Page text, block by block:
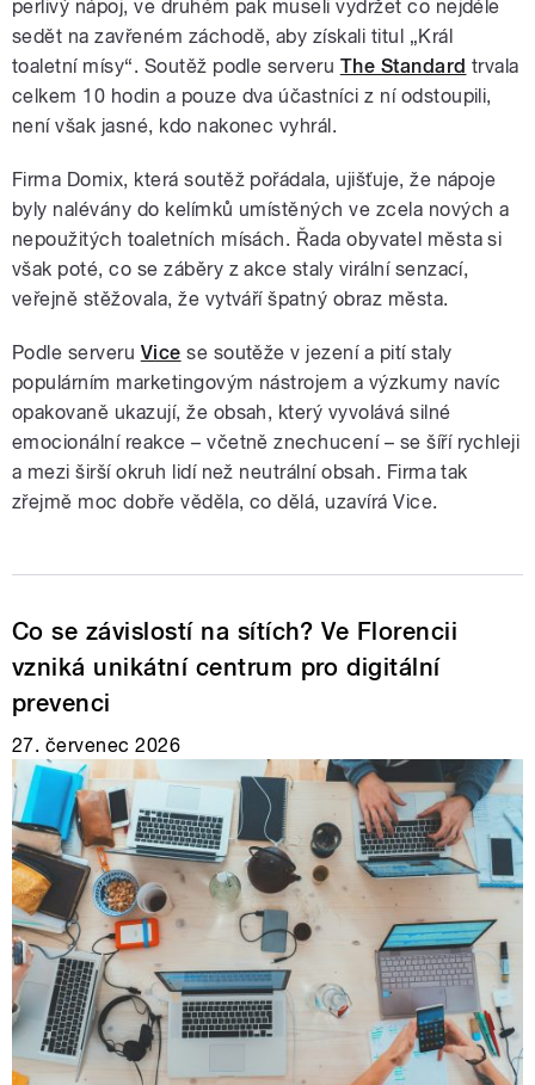
perlivý nápoj, ve druhém pak museli vydržet co nejdéle
sedět na zavřeném záchodě, aby získali titul „Král
toaletní mísy“. Soutěž podle serveru The Standard trvala
celkem 10 hodin a pouze dva účastníci z ní odstoupili,
není však jasné, kdo nakonec vyhrál.
Firma Domix, která soutěž pořádala, ujišťuje, že nápoje
byly nalévány do kelímků umístěných ve zcela nových a
nepoužitých toaletních mísách. Řada obyvatel města si
však poté, co se záběry z akce staly virální senzací,
veřejně stěžovala, že vytváří špatný obraz města.
Podle serveru Vice se soutěže v jezení a pití staly
populárním marketingovým nástrojem a výzkumy navíc
opakovaně ukazují, že obsah, který vyvolává silné
emocionální reakce – včetně znechucení – se šíří rychleji
a mezi širší okruh lidí než neutrální obsah. Firma tak
zřejmě moc dobře věděla, co dělá, uzavírá Vice.
Co se závislostí na sítích? Ve Florencii
vzniká unikátní centrum pro digitální
prevenci
27. červenec 2026